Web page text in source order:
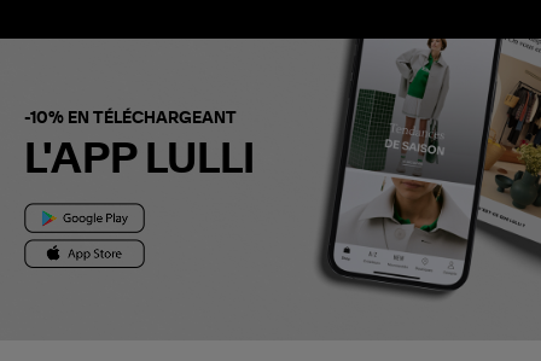
-10% EN TÉLÉCHARGEANT
L'APP LULLI